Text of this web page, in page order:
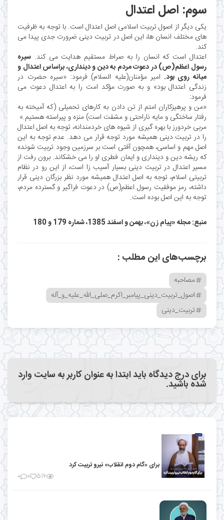
سوم: اصل اعتدال
یکی دیگر از اصول تربیت اسلامی اصل اعتدال است. با توجه به ظرفیت
های مختلف انسان ها، این اصل در تربیت دینی ضرورت جدی پیدا می
کند.
اعتدال است که انسان را به صراط مستقیم هدایت می کند. سیره
رسول اعظم(ص) در دعوت مردم به دین و دینداری، براساس اعتدال و
میانه روی بود. امیر مؤمنان(علیه السلام) فرمود: «سیره حضرت در
زندگی اعتدال بود» و به صورت مؤکد امت را به اعتدال دعوت می
فرمود:
«من و پرهیزکاران امتم از تن دادن به کارهای تحمیلی (که آمیخته به
رفتار ساختگی و مایه ناراحتی و مشقت است) منزه و پیراسته هستیم.»
مربی خردورز با بهره گیری از شیوه های خردمندانه، توجه به اصل اعتدال
را در تربیت دینی همیشه مورد توجه قرار می دهد. عدم توجه به این
اصل مهم و اساسی، همچون آفتی است بر سرزمین وجود تربیت شونده
که ریشه دین و دینداری و ایمان فطری او را می خشکاند. برون رفت از
مسیر اعتدال در تربیت دینی بسیار آسیب زا است، از این رو در نظام
تربیتی اسلام، توجه به اصل اعتدال همیشه مورد نظر بزرگان دینی قرار
داشته، رمز موفقیت رسول اعظم(ص) در دعوت فراگیر و گسترده مردم،
توجه به این اصل بوده است.
منبع: مجله «پیام زن»، بهمن و اسفند 1385، شماره 179 و 180
برچسب‌های این مطلب :
مصاحبه
اصول_تربیت_دینی_پیامبر_اکرم_صلی_الله_علیه_و_آله
تربیت_دینی
برای درج دیدگاه باید ابتدا به عنوان کاربر به سایت وارد
شده باشید.
برای «گام دوم انقلاب» نیرو تربیت کرد
۵۱۶ ۰ ۰